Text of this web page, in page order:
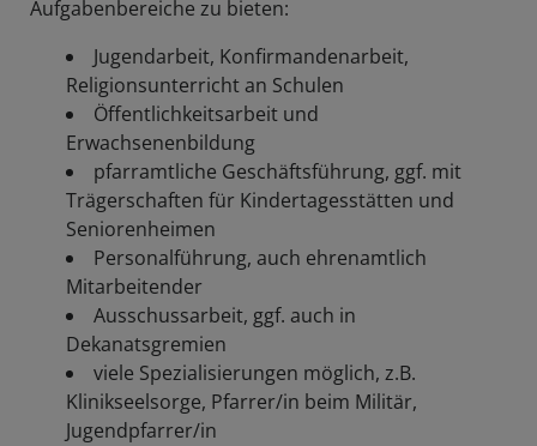
Aufgabenbereiche zu bieten:
Jugendarbeit, Konfirmandenarbeit,
Religionsunterricht an Schulen
Öffentlichkeitsarbeit und
Erwachsenenbildung
pfarramtliche Geschäftsführung, ggf. mit
Trägerschaften für Kindertagesstätten und
Seniorenheimen
Personalführung, auch ehrenamtlich
Mitarbeitender
Ausschussarbeit, ggf. auch in
Dekanatsgremien
viele Spezialisierungen möglich, z.B.
Klinikseelsorge, Pfarrer/in beim Militär,
Jugendpfarrer/in